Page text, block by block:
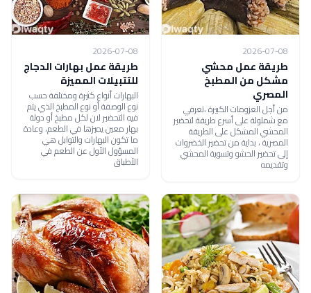
2026-07-08
طريقة عمل محشي
مشكل من المطبخ
المصري
من أجل العزومات الكبيرة ،تعرفي
مع شملولة على أسرع طريقة لتحضير
المحشي المشكل على الطريقة
المصرية ، بداية من تحضير الخضروات
إلى تحضير الحشو وتسوية المحشي
وتقديمه
2026-07-08
طريقة عمل بهارات الدجاج
للتتبيلات المميزة
البهارات أنواع كثيرة ومختلفة حسب
نوع الوصفة أو نوع المطبخ الذي يتم
فيه التحضير لان لكل مطبخ أو دولة
بهار معين يميزها في الطعم، وعادة
ما تكون البهارات والتوابل هي
المسؤول الأول عن الطعم في
الأطباق